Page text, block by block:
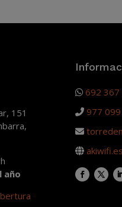
151
año
692 367
977
akiwifi.es